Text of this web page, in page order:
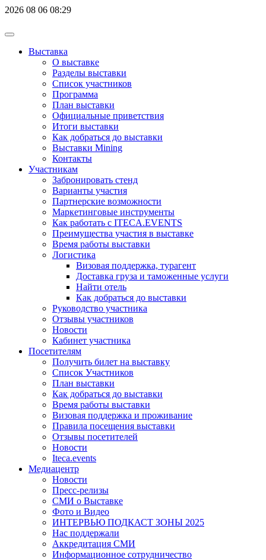
2026 08 06 08:29
Выставка
О выставке
Разделы выставки
Список участников
Программа
План выставки
Официальные приветствия
Итоги выставки
Как добраться до выставки
Выставки Mining
Контакты
Участникам
Забронировать стенд
Варианты участия
Партнерские возможности
Маркетинговые инструменты
Как работать с ITECA.EVENTS
Преимущества участия в выставке
Время работы выставки
Логистика
Визовая поддержка, турагент
Доставка груза и таможенные услуги
Найти отель
Как добраться до выставки
Руководство участника
Отзывы участников
Новости
Кабинет участника
Посетителям
Получить билет на выставку
Список Участников
План выставки
Как добраться до выставки
Время работы выставки
Визовая поддержка и проживание
Правила посещения выставки
Отзывы посетителей
Новости
Iteca.events
Медиацентр
Новости
Пресс-релизы
СМИ о Выставке
Фото и Видео
ИНТЕРВЬЮ ПОДКАСТ ЗОНЫ 2025
Нас поддержали
Аккредитация СМИ
Информационное сотрудничество